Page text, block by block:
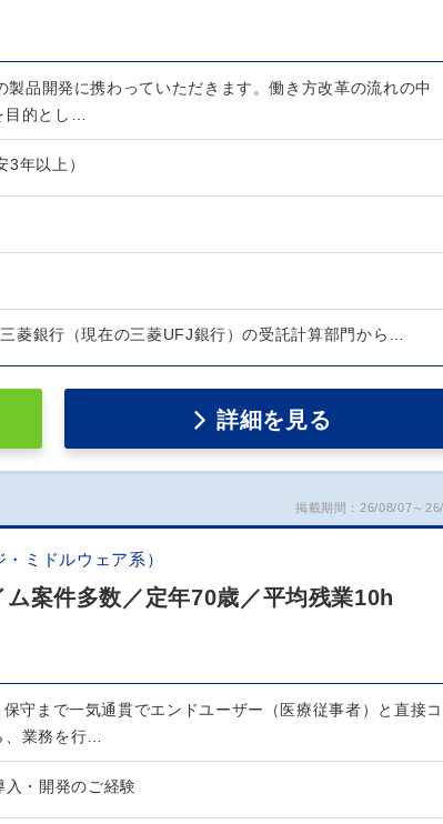
製品開発に携わっていただきます。働き方改革の流れの中
目的とし…
年以上）
菱銀行（現在の三菱UFJ銀行）の受託計算部門から…
詳細を見る
掲載期間：26/08/07～
ミドルウェア系）
案件多数／定年70歳／平均残業10h
守まで一気通貫でエンドユーザー（医療従事者）と直接コ
、業務を行…
入・開発のご経験